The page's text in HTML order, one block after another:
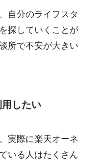
自分のライフスタ
探していくことが
所で不安が大きい
したい
実際に楽天オーネ
いる人はたくさん